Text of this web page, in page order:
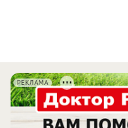
РЕКЛАМА